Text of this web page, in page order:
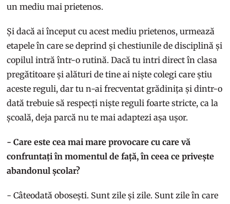
un mediu mai prietenos.
Și dacă ai început cu acest mediu prietenos, urmează
etapele în care se deprind și chestiunile de disciplină și
copilul intră într-o rutină. Dacă tu intri direct în clasa
pregătitoare și alături de tine ai niște colegi care știu
aceste reguli, dar tu n-ai frecventat grădinița și dintr-o
dată trebuie să respecți niște reguli foarte stricte, ca la
școală, deja parcă nu te mai adaptezi așa ușor.
- Care este cea mai mare provocare cu care vă
confruntați în momentul de față, în ceea ce privește
abandonul școlar?
- Câteodată obosești. Sunt zile și zile. Sunt zile în care